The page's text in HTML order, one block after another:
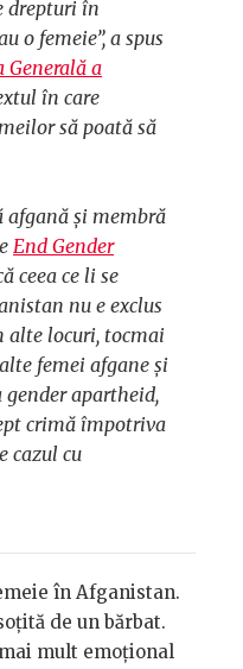
drepturi în
o femeie”, a spus
Generală a
în care
să poată să
afgană și membră
End Gender
ceea ce li se
nu e exclus
alte locuri, tocmai
femei afgane și
gender apartheid,
crimă împotriva
cazul cu
în Afganistan.
de un bărbat.
mult emoțional